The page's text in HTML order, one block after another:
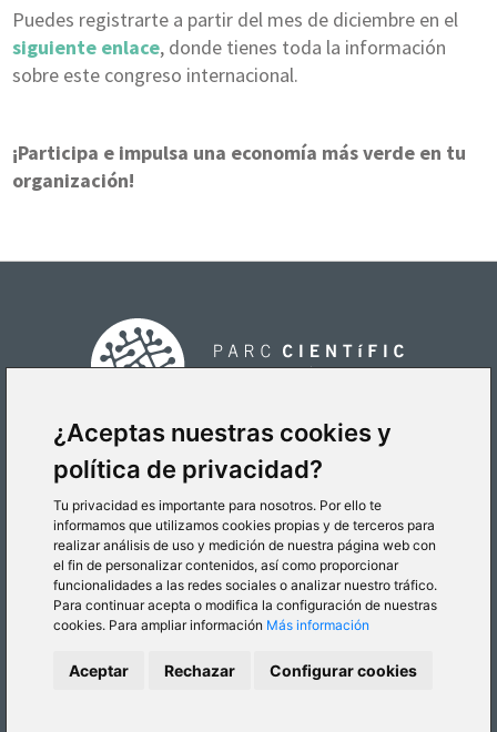
¿Aceptas nuestras cookies y
política de privacidad?
Tu privacidad es importante para nosotros. Por ello te
informamos que utilizamos cookies propias y de terceros para
realizar análisis de uso y medición de nuestra página web con
el fin de personalizar contenidos, así como proporcionar
funcionalidades a las redes sociales o analizar nuestro tráfico.
Para continuar acepta o modifica la configuración de nuestras
cookies. Para ampliar información Más información
Aceptar Rechazar Configurar cookies
Puedes registrarte a partir del mes de diciembre en el
siguiente enlace, donde tienes toda la información
sobre este congreso internacional.
¡Participa e impulsa una economía más verde en tu
organización!
CÓMO LLEGAR